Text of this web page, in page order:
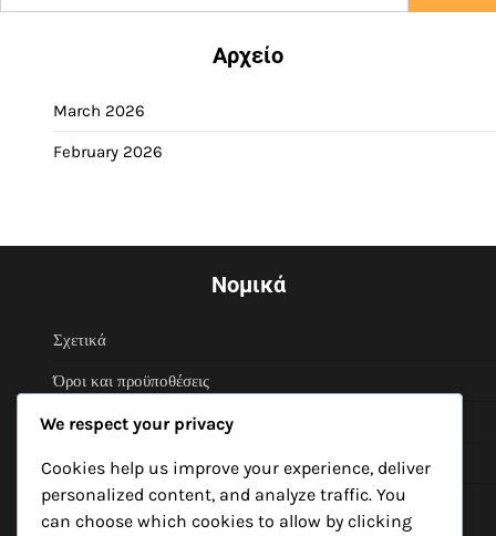
Αρχείο
March 2026
February 2026
Νομικά
Σχετικά
Όροι και προϋποθέσεις
Επικοινωνήστε μαζί μας
Το απόρρητό σας
Προτιμήσεις cookies
We respect your privacy
Cookies help us improve your experience, deliver
personalized content, and analyze traffic. You
can choose which cookies to allow by clicking